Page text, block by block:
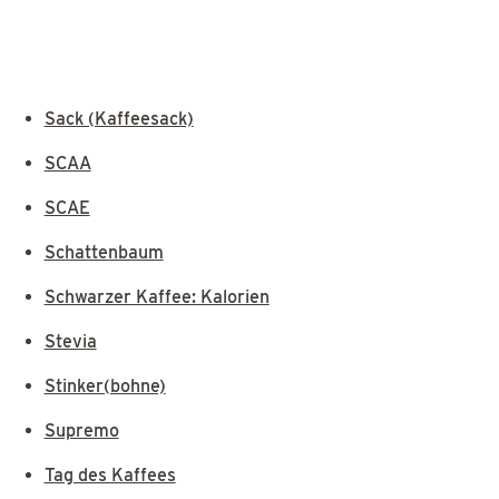
Sack (Kaffeesack)
SCAA
SCAE
Schattenbaum
Schwarzer Kaffee: Kalorien
Stevia
Stinker(bohne)
Supremo
Tag des Kaffees